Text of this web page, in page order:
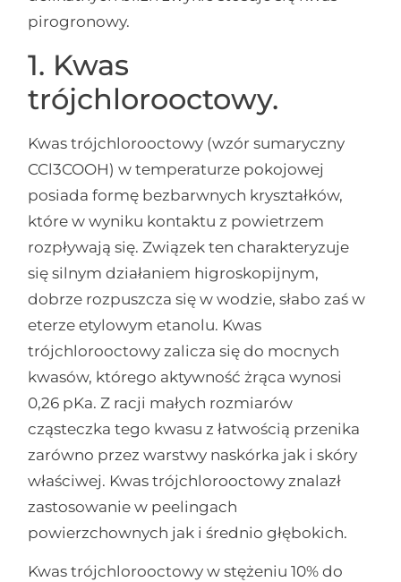
pirogronowy.
1. Kwas
trójchlorooctowy.
Kwas trójchlorooctowy (wzór sumaryczny
CCl3COOH) w temperaturze pokojowej
posiada formę bezbarwnych kryształków,
które w wyniku kontaktu z powietrzem
rozpływają się. Związek ten charakteryzuje
się silnym działaniem higroskopijnym,
dobrze rozpuszcza się w wodzie, słabo zaś w
eterze etylowym etanolu. Kwas
trójchlorooctowy zalicza się do mocnych
kwasów, którego aktywność żrąca wynosi
0,26 pKa. Z racji małych rozmiarów
cząsteczka tego kwasu z łatwością przenika
zarówno przez warstwy naskórka jak i skóry
właściwej. Kwas trójchlorooctowy znalazł
zastosowanie w peelingach
powierzchownych jak i średnio głębokich.
Kwas trójchlorooctowy w stężeniu 10% do